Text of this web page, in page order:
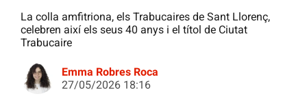
La colla amfitriona, els Trabucaires de Sant Llorenç,
celebren així els seus 40 anys i el títol de Ciutat
Trabucaire
Emma Robres Roca
27/05/2026 18:16